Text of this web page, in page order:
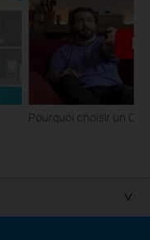
Pourquoi choisir un CPL